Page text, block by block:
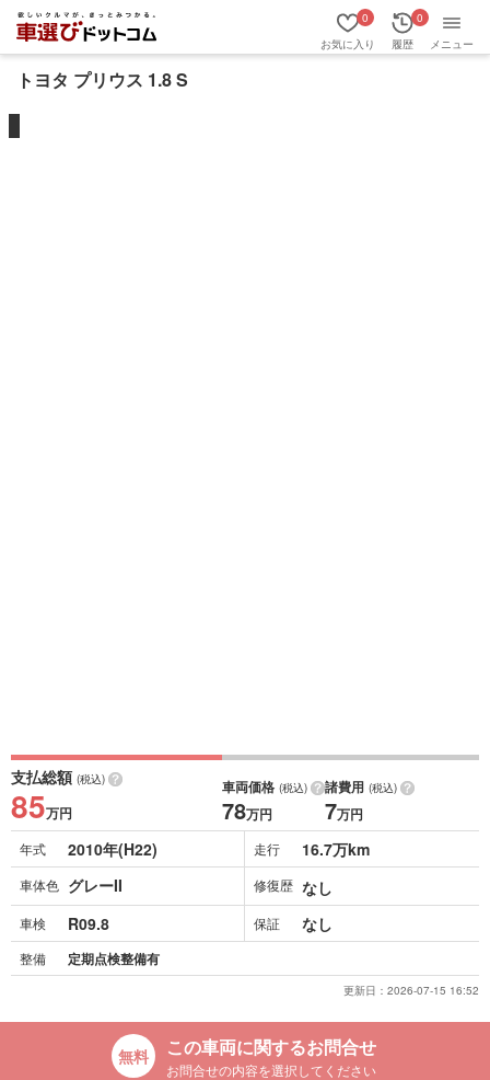
お気に入り
0
履歴
0
メニュー
トヨタ プリウス 1.8 S
支払総額 (税込)
85万円
車両価格 (税込)
78万円
諸費用 (税込)
7万円
年式 2010年(H22) 走行 16.7万km
車体色 グレーII 修復歴 なし
車検 R09.8 保証 なし
整備 定期点検整備有
更新日： 2026-07-15 16:52
この車両に関するお問合せ
お問合せの内容を選択してください